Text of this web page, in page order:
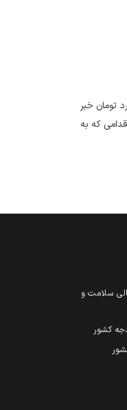
از تبصره ماده ۱۰۰ قانون مالیات‌های مستقیم از حدود ۲۱ میلیارد تومان به ۷۰ میلیارد تومان خبر
که به
سلامت و
کشور